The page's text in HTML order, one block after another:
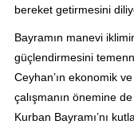
bereket getirmesini
Bayramın manevi
güçlendirmesini
Ceyhan’ın ekonomik
çalışmanın önemine
Kurban Bayramı’nı